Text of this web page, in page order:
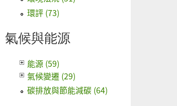
環評 (73)
氣候與能源
能源 (59)
氣候變遷 (29)
碳排放與節能減碳 (64)